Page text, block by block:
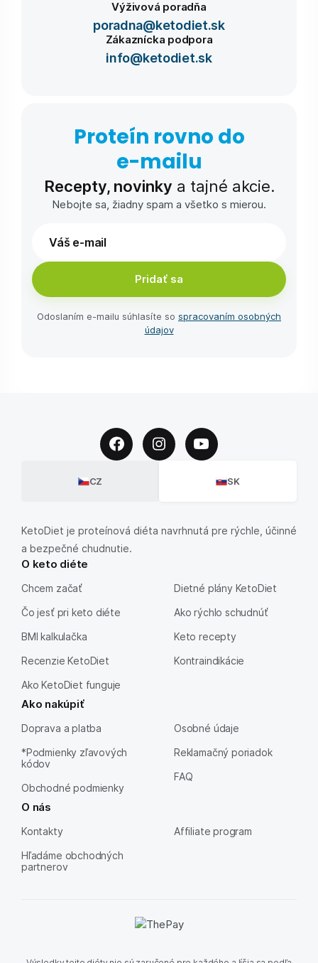
Výživová poradňa
poradna@ketodiet.sk
Zákaznícka podpora
info@ketodiet.sk
Proteín rovno do
e-⁠mailu
Recepty, novinky a tajné akcie.
Nebojte sa, žiadny spam a všetko s mierou.
Pridať sa
Odoslaním e-⁠mailu súhlasíte so spracovaním osobných
údajov
CZ SK
KetoDiet je proteínová diéta navrhnutá pre rýchle, účinné
a bezpečné chudnutie.
O keto diéte
Chcem začať
Čo jesť pri keto diéte
BMI kalkulačka
Recenzie KetoDiet
Ako KetoDiet funguje
Dietné plány KetoDiet
Ako rýchlo schudnúť
Keto recepty
Kontraindikácie
Ako nakúpiť
Doprava a platba
*Podmienky zľavových
kódov
Obchodné podmienky
Osobné údaje
Reklamačný poriadok
FAQ
O nás
Kontakty
Hľadáme obchodných
partnerov
Affiliate program